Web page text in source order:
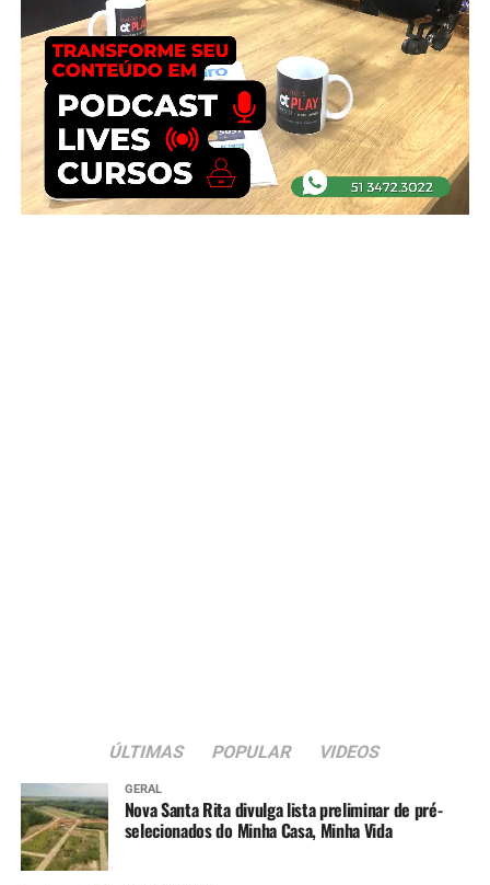
ÚLTIMAS POPULAR VIDEOS
GERAL
Nova Santa Rita divulga lista preliminar de pré-
selecionados do Minha Casa, Minha Vida